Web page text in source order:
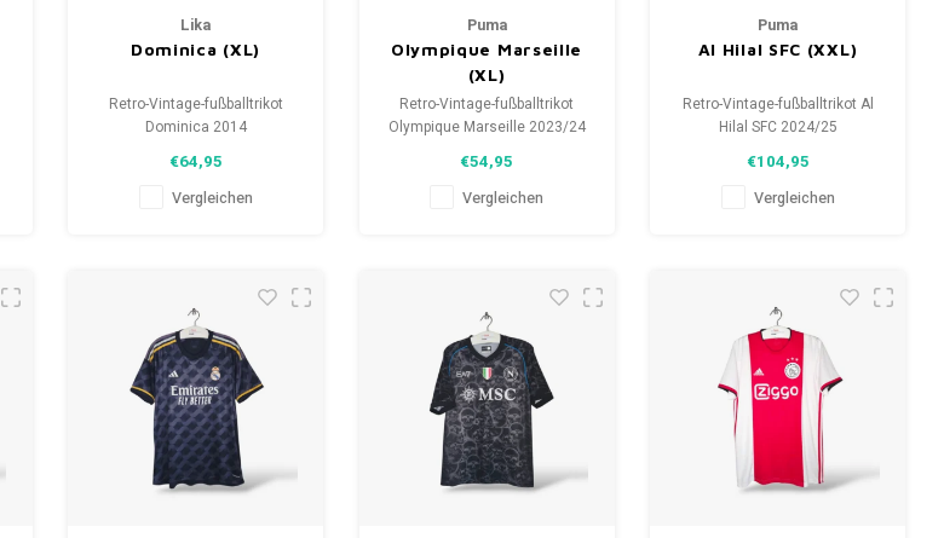
Lika
Dominica (XL)
Retro-Vintage-fußballtrikot
Dominica 2014
Gesamtzustand des Hemdes:
10/10 (gebraucht)
€64,95
Vergleichen
Puma
Olympique Marseille
(XL)
Retro-Vintage-fußballtrikot
Olympique Marseille 2023/24
Gesamtzustand des Hemdes:
10/10 (gebraucht)
€54,95
Vergleichen
Puma
Al Hilal SFC (XXL)
Retro-Vintage-fußballtrikot Al
Hilal SFC 2024/25
Gesamtzustand des Hemdes:
10/10 (gebraucht)
€104,95
Vergleichen